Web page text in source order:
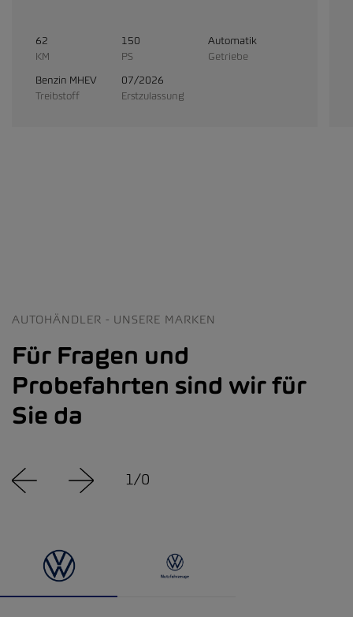
62
KM
150
PS
Automatik
Getriebe
Benzin MHEV
Treibstoff
07/2026
Erstzulassung
AUTOHÄNDLER - UNSERE MARKEN
Für Fragen und
Probefahrten sind wir für
Sie da
1/0